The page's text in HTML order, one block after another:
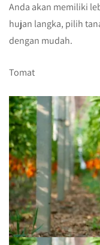
Anda akan memiliki
hujan langka, pilih
dengan mudah.
Tomat